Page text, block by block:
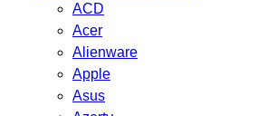
ACD
Acer
Alienware
Apple
Asus